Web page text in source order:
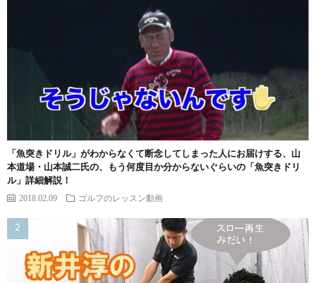
「魚突きドリル」がわからなくて断念してしまった人にお届けする、山
本道場・山本誠二氏の、もう何度目か分からないぐらいの「魚突きドリ
ル」詳細解説！
2018.02.09 ゴルフのレッスン動画